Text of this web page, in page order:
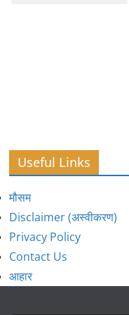
Useful Links
मौसम
Disclaimer (अस्वीकरण)
Privacy Policy
Contact Us
आहार